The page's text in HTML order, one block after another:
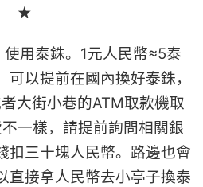
★
用泰銖。1元人民幣≈5泰
以提前在國內換好泰銖，
大街小巷的ATM取款機取
一樣，請提前詢問相關銀
扣三十塊人民幣。路邊也會
直接拿人民幣去小亭子換泰